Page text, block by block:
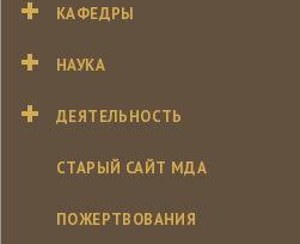
КАФЕДРЫ
НАУКА
ДЕЯТЕЛЬНОСТЬ
СТАРЫЙ САЙТ МДА
ПОЖЕРТВОВАНИЯ